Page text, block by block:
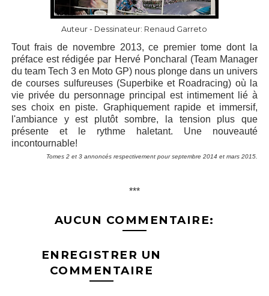
Auteur - Dessinateur: Renaud Garreto
Tout frais de novembre 2013, ce premier tome dont la
préface est rédigée par Hervé Poncharal (Team Manager
du team Tech 3 en Moto GP) nous plonge dans un univers
de courses sulfureuses (Superbike et Roadracing) où la
vie privée du personnage principal est intimement lié à
ses choix en piste. Graphiquement rapide et immersif,
l'ambiance y est plutôt sombre, la tension plus que
présente et le rythme haletant. Une nouveauté
incontournable!
Tomes 2 et 3 annoncés respectivement pour septembre 2014 et mars 2015.
***
AUCUN COMMENTAIRE:
ENREGISTRER UN
COMMENTAIRE